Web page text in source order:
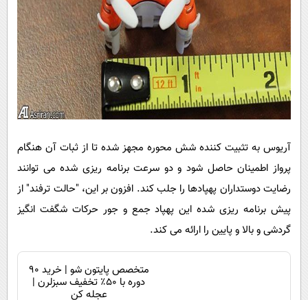
آریوس به تثبیت کننده شش محوره مجهز شده تا از ثبات آن هنگام
پرواز اطمینان حاصل شود و دو سرعت برنامه ریزی شده می توانند
رضایت دوستداران پهپادها را جلب کند. افزون بر این، "حالت ترفند" از
پیش برنامه ریزی شده این پهپاد جمع و جور حرکات شگفت انگیز
گردشی و بالا و پایین را ارائه می کند.
متخصص پایتون شو | خرید 90
دوره با ۵۰٪ تخفیف سبزلرن |
عجله کن